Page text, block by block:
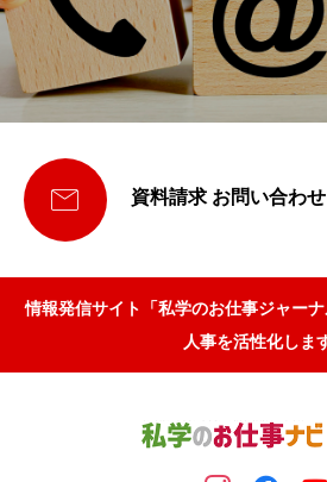
 資料請求 お問い合わせ
情報発信サイト「私学のお仕事ジャー
人事を活性化しま